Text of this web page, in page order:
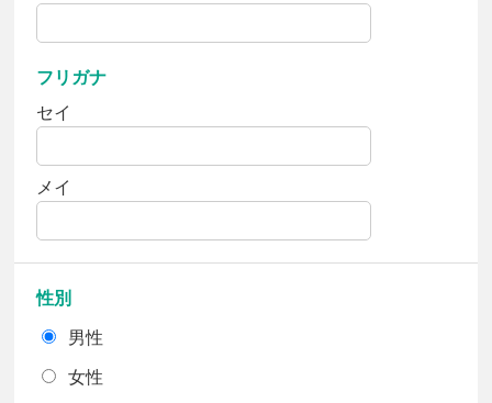
フリガナ
セイ
メイ
性別
男性
女性